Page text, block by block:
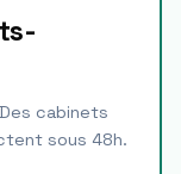
cabinets
sous 48h.